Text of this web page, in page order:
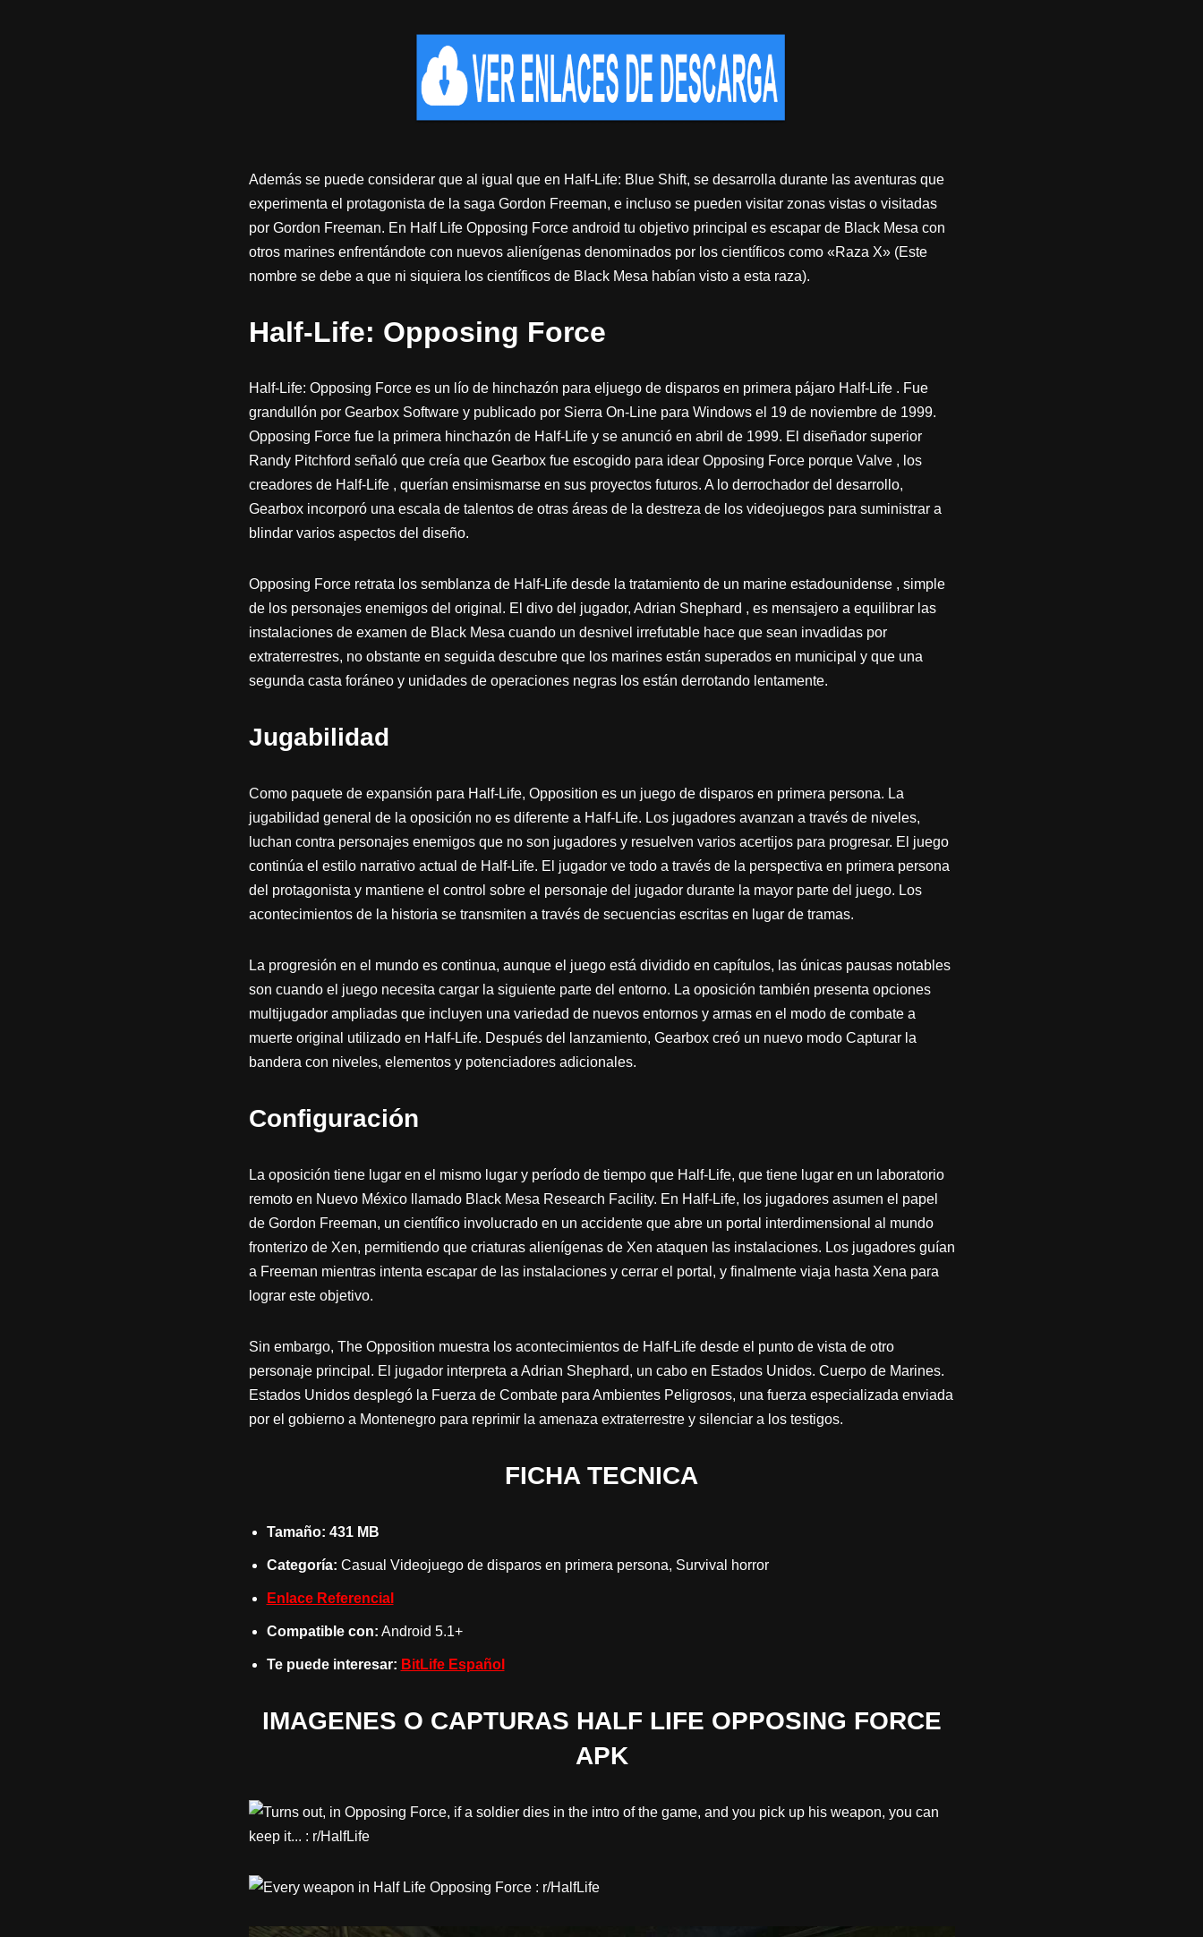
Además se puede considerar que al igual que en Half-Life: Blue Shift, se desarrolla durante las aventuras que
experimenta el protagonista de la saga Gordon Freeman, e incluso se pueden visitar zonas vistas o visitadas
por Gordon Freeman. En Half Life Opposing Force android tu objetivo principal es escapar de Black Mesa con
otros marines enfrentándote con nuevos alienígenas denominados por los científicos como «Raza X» (Este
nombre se debe a que ni siquiera los científicos de Black Mesa habían visto a esta raza).
Half-Life: Opposing Force
Half-Life: Opposing Force es un lío de hinchazón para eljuego de disparos en primera pájaro Half-Life . Fue
grandullón por Gearbox Software y publicado por Sierra On-Line para Windows el 19 de noviembre de 1999.
Opposing Force fue la primera hinchazón de Half-Life y se anunció en abril de 1999. El diseñador superior
Randy Pitchford señaló que creía que Gearbox fue escogido para idear Opposing Force porque Valve , los
creadores de Half-Life , querían ensimismarse en sus proyectos futuros. A lo derrochador del desarrollo,
Gearbox incorporó una escala de talentos de otras áreas de la destreza de los videojuegos para suministrar a
blindar varios aspectos del diseño.
Opposing Force retrata los semblanza de Half-Life desde la tratamiento de un marine estadounidense , simple
de los personajes enemigos del original. El divo del jugador, Adrian Shephard , es mensajero a equilibrar las
instalaciones de examen de Black Mesa cuando un desnivel irrefutable hace que sean invadidas por
extraterrestres, no obstante en seguida descubre que los marines están superados en municipal y que una
segunda casta foráneo y unidades de operaciones negras los están derrotando lentamente.
Jugabilidad
Como paquete de expansión para Half-Life, Opposition es un juego de disparos en primera persona. La
jugabilidad general de la oposición no es diferente a Half-Life. Los jugadores avanzan a través de niveles,
luchan contra personajes enemigos que no son jugadores y resuelven varios acertijos para progresar. El juego
continúa el estilo narrativo actual de Half-Life. El jugador ve todo a través de la perspectiva en primera persona
del protagonista y mantiene el control sobre el personaje del jugador durante la mayor parte del juego. Los
acontecimientos de la historia se transmiten a través de secuencias escritas en lugar de tramas.
La progresión en el mundo es continua, aunque el juego está dividido en capítulos, las únicas pausas notables
son cuando el juego necesita cargar la siguiente parte del entorno. La oposición también presenta opciones
multijugador ampliadas que incluyen una variedad de nuevos entornos y armas en el modo de combate a
muerte original utilizado en Half-Life. Después del lanzamiento, Gearbox creó un nuevo modo Capturar la
bandera con niveles, elementos y potenciadores adicionales.
Configuración
La oposición tiene lugar en el mismo lugar y período de tiempo que Half-Life, que tiene lugar en un laboratorio
remoto en Nuevo México llamado Black Mesa Research Facility. En Half-Life, los jugadores asumen el papel
de Gordon Freeman, un científico involucrado en un accidente que abre un portal interdimensional al mundo
fronterizo de Xen, permitiendo que criaturas alienígenas de Xen ataquen las instalaciones. Los jugadores guían
a Freeman mientras intenta escapar de las instalaciones y cerrar el portal, y finalmente viaja hasta Xena para
lograr este objetivo.
Sin embargo, The Opposition muestra los acontecimientos de Half-Life desde el punto de vista de otro
personaje principal. El jugador interpreta a Adrian Shephard, un cabo en Estados Unidos. Cuerpo de Marines.
Estados Unidos desplegó la Fuerza de Combate para Ambientes Peligrosos, una fuerza especializada enviada
por el gobierno a Montenegro para reprimir la amenaza extraterrestre y silenciar a los testigos.
FICHA TECNICA
Tamaño: 431 MB
Categoría: Casual Videojuego de disparos en primera persona, Survival horror
Enlace Referencial
Compatible con: Android 5.1+
Te puede interesar: BitLife Español
IMAGENES O CAPTURAS HALF LIFE OPPOSING FORCE
APK